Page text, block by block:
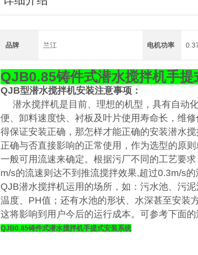
品牌 兰江 电机功率
QJB0.85铸件式潜水搅拌机手提
QJB型潜水搅拌机安装注意事项：
潜水搅拌机是目前、理想的机型，具有自动
便、卸料速度快、衬板及叶片使用寿命长，维
得保证安装正确，那怎样才能正确的安装潜水
正确与否直接影响的正常使用，作为选型的原
一般可用流速来确定。根据污厂不同的工艺要
m/s的流速则达不到推流搅拌效果,超过0.3m/s
QJB潜水搅拌机运用的场所，如：污水池、污
温度、PH值；还有水池的形状、水深甚至安装
这将影响到用户今后的运行成本。可参考下面的
QJB0.85铸件式潜水搅拌机手提式安装系统